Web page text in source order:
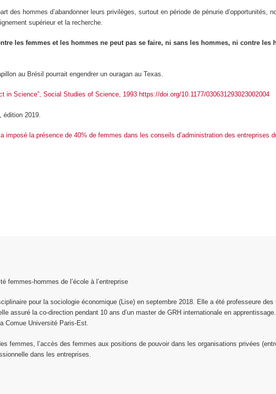
des hommes d’abandonner leurs privilèges, surtout en période de pénurie
supérieur et la recherche.
les femmes et les hommes ne peut pas se faire, ni sans les hommes, ni contre les
au Brésil pourrait engendrer un ouragan au Texas.
in Science”, Social Studies of Science, 1993 https://doi.org/10.1177/030631293023002004
2019.
imposé la présence de 40% de femmes dans les conseils d’administration des entreprises
femmes-hommes de l’école à l’entreprise
pour la sociologie économique (Lise) en septembre 2018. Elle a été professeure
assuré la co-direction pendant 10 ans d’un master de GRH internationale en
Comue Université Paris-Est.
femmes, l’accès des femmes aux positions de pouvoir dans les organisations privées
dans les entreprises.